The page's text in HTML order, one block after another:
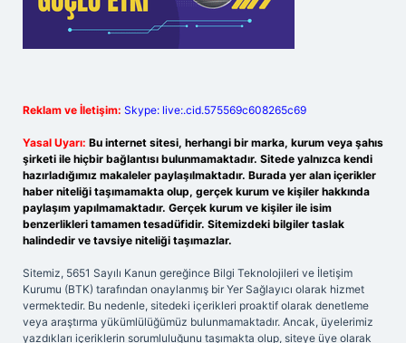
Reklam ve İletişim: Skype: live:.cid.575569c608265c69
Yasal Uyarı: Bu internet sitesi, herhangi bir marka, kurum veya şahıs
şirketi ile hiçbir bağlantısı bulunmamaktadır. Sitede yalnızca kendi
hazırladığımız makaleler paylaşılmaktadır. Burada yer alan içerikler
haber niteliği taşımamakta olup, gerçek kurum ve kişiler hakkında
paylaşım yapılmamaktadır. Gerçek kurum ve kişiler ile isim
benzerlikleri tamamen tesadüfidir. Sitemizdeki bilgiler taslak
halindedir ve tavsiye niteliği taşımazlar.
Sitemiz, 5651 Sayılı Kanun gereğince Bilgi Teknolojileri ve İletişim
Kurumu (BTK) tarafından onaylanmış bir Yer Sağlayıcı olarak hizmet
vermektedir. Bu nedenle, sitedeki içerikleri proaktif olarak denetleme
veya araştırma yükümlülüğümüz bulunmamaktadır. Ancak, üyelerimiz
yazdıkları içeriklerin sorumluluğunu taşımakta olup, siteye üye olarak